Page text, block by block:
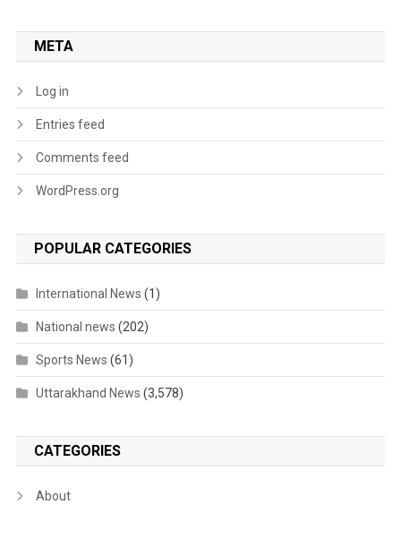
META
Log in
Entries feed
Comments feed
WordPress.org
POPULAR CATEGORIES
International News (1)
National news (202)
Sports News (61)
Uttarakhand News (3,578)
CATEGORIES
About